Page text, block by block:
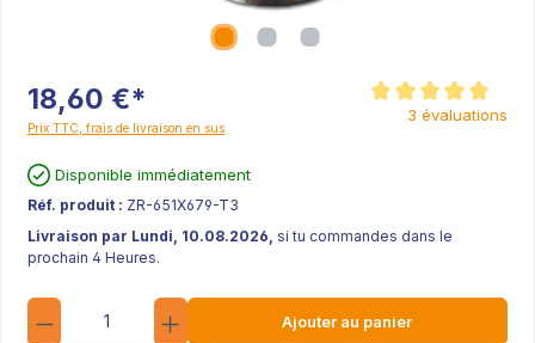
18,60 €*
Prix TTC, frais de livraison en sus
Note moyenne de 5
3 évaluations
Disponible immédiatement
Réf. produit : ZR-651X679-T3
Livraison par Lundi, 10.08.2026, si tu commandes dans le
prochain 4 Heures.
Quantité
Ajouter au panier